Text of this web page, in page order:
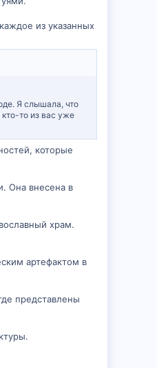
из указанных
Я слышала, что
кто-то из вас уже
которые
Она внесена в
храм.
артефактом в
представлены